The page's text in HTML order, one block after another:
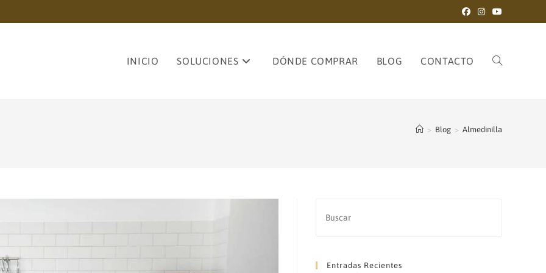
INICIO SOLUCIONES DÓNDE COMPRAR BLOG CONTACTO ALTERNAR
> Blog > Almedinilla
Entradas Recientes